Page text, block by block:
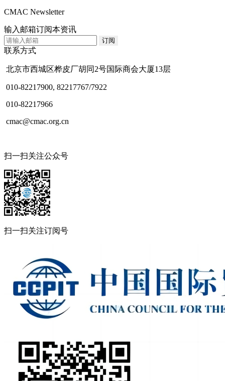
CMAC Newsletter
输入邮箱订阅本资讯
联系方式
北京市西城区桦皮厂胡同2号国际商会大厦13层
010-82217900, 82217767/7922
010-82217966
cmac@cmac.org.cn
扫一扫关注公众号
扫一扫关注订阅号